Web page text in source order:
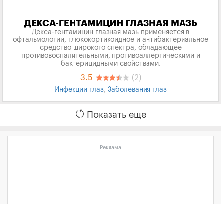
ДЕКСА-ГЕНТАМИЦИН ГЛАЗНАЯ МАЗЬ
Декса-гентамицин глазная мазь применяется в
офтальмологии, глюкокортикоидное и антибактериальное
средство широкого спектра, обладающее
противовоспалительными, противоаллергическими и
бактерицидными свойствами.
3.5 (2)
Инфекции глаз, Заболевания глаз
Показать еще
Реклама